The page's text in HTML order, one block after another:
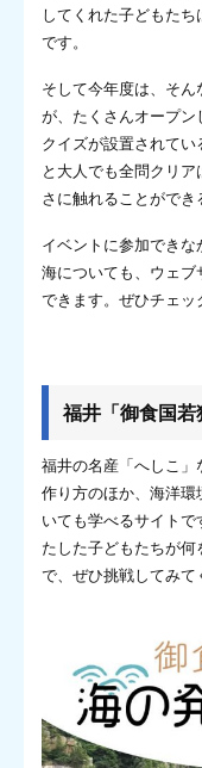
してくれた子どもた
です。
そして今年度は、そん
が、たくさんオープン
クイズが設置されて
と大人でも全問クリ
さに触れることができ
イベントに参加でき
海についても、ウェ
できます。ぜひチェッ
福井「御食国若
福井の名産「へしこ
作り方のほか、海洋
いても学べるサイト
たした子どもたちが
で、ぜひ挑戦してみて